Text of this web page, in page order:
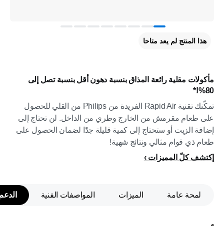
مأكولات مقلية رائعة المذاق بنسبة دهون أقل بنسبة تصل إلى
80%!*
تمكّنك تقنية Rapid Air الفريدة من Philips من القلي للحصول
على طعام مقرمش من الخارج وطري من الداخل. لن تحتاج إلى
إضافة الزيت أو ستحتاج إلى كمية قليلة جدًا لضمان الحصول على
طعام ذي قوام مثالي ونتائج شهية!
إكتشف كلّ المميزات
هذا المنتج لم يعد متاحا
لمحة عامة الميزات المواصفات الفنية